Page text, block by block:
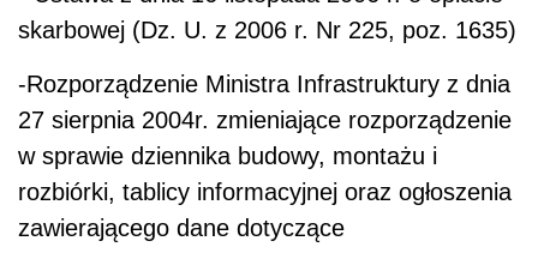
skarbowej (Dz. U. z 2006 r. Nr 225, poz. 1635)
-Rozporządzenie Ministra Infrastruktury z dnia
27 sierpnia 2004r. zmieniające rozporządzenie
w sprawie dziennika budowy, montażu i
rozbiórki, tablicy informacyjnej oraz ogłoszenia
zawierającego dane dotyczące